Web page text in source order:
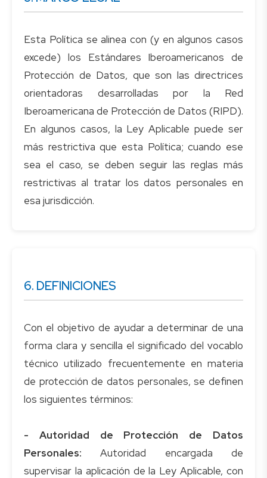
Esta Política se alinea con (y en algunos casos
excede) los Estándares Iberoamericanos de
Protección de Datos, que son las directrices
orientadoras desarrolladas por la Red
Iberoamericana de Protección de Datos (RIPD).
En algunos casos, la Ley Aplicable puede ser
más restrictiva que esta Política; cuando ese
sea el caso, se deben seguir las reglas más
restrictivas al tratar los datos personales en
6. DEFINICIONES
Con el objetivo de ayudar a determinar de una
forma clara y sencilla el significado del vocablo
técnico utilizado frecuentemente en materia
de protección de datos personales, se definen
los siguientes términos:
- Autoridad de Protección de Datos
Personales: Autoridad encargada de
supervisar la aplicación de la Ley Aplicable, con